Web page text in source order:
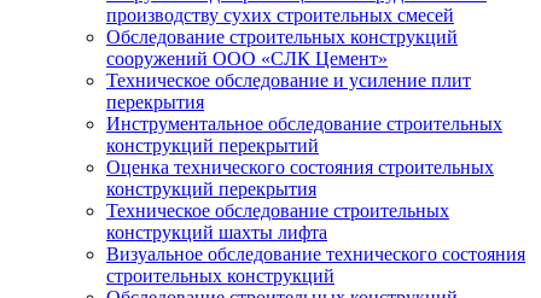
производству сухих строительных смесей
Обследование строительных конструкций
сооружений ООО «СЛК Цемент»
Техническое обследование и усиление плит
перекрытия
Инструментальное обследование строительных
конструкций перекрытий
Оценка технического состояния строительных
конструкций перекрытия
Техническое обследование строительных
конструкций шахты лифта
Визуальное обследование технического состояния
строительных конструкций